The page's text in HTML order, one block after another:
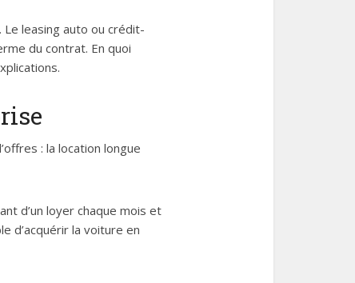
leasing auto ou crédit-
du contrat. En quoi
: la location longue
d’un loyer chaque mois et
d’acquérir la voiture en